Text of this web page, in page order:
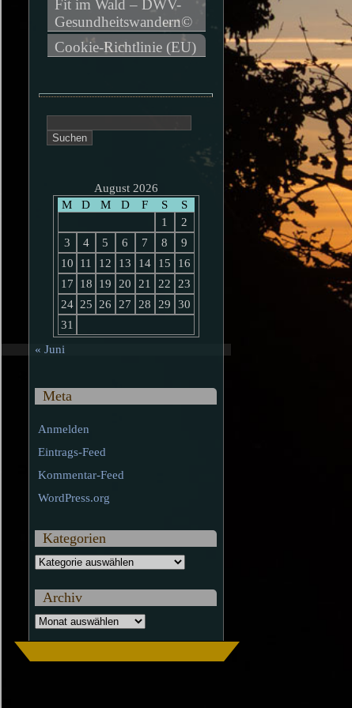
Fit im Wald – DWV-
Gesundheitswandern©
Cookie-Richtlinie (EU)
nach:
August 2026
M
D M D F S
S
1
2
3
4 5 6 7 8
9
10
11 12 13 14 15
16
17
18 19 20 21 22
23
24 25 26 27 28 29
30
31
« Juni
Meta
Anmelden
Eintrags-Feed
Kommentar-Feed
WordPress.org
Kategorien
Kategorien
Archiv
Archiv